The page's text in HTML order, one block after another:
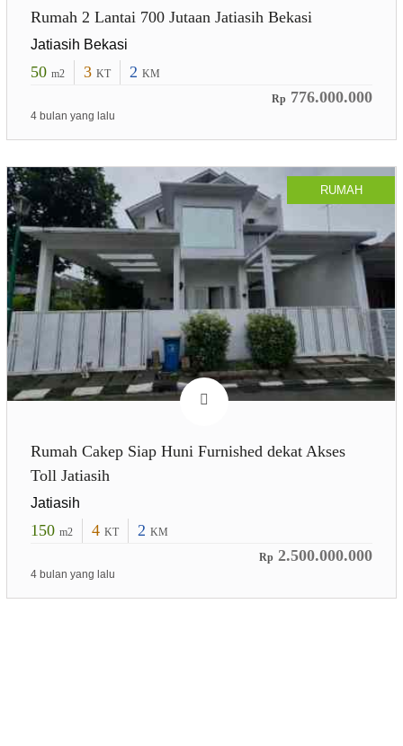
Rumah 2 Lantai 700 Jutaan Jatiasih Bekasi
Jatiasih Bekasi
50 m2 3 KT 2 KM
Rp 776.000.000
4 bulan yang lalu
RUMAH
Rumah Cakep Siap Huni Furnished dekat Akses
Toll Jatiasih
Jatiasih
150 m2 4 KT 2 KM
Rp 2.500.000.000
4 bulan yang lalu